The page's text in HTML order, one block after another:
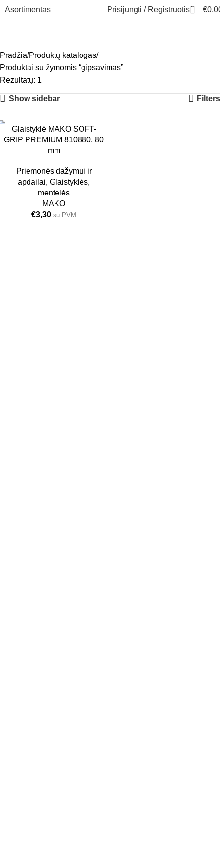
Asortimentas Prisijungti / Registruotis 0 €
Pradžia Produktų katalogas
Produktai su žymomis “gipsavimas”
Rezultatų: 1
Show sidebar Filters
6 VNT.
80MM
Glaistyklė MAKO SOFT-
GRIP PREMIUM 810880, 80
mm
Priemonės dažymui ir
apdailai, Glaistyklės,
mentelės
MAKO
€3,30 su PVM